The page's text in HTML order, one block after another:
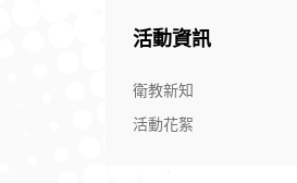
活動資訊
衛教新知
活動花絮